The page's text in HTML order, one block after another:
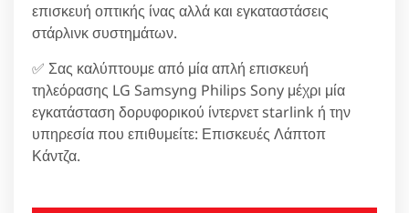
επισκευή οπτικής ίνας αλλά και εγκαταστάσεις
στάρλινκ συστημάτων.
✅ Σας καλύπτουμε από μία απλή επισκευή
τηλεόρασης LG Samsyng Philips Sony μέχρι μία
εγκατάσταση δορυφορικού ίντερνετ starlink ή την
υπηρεσία που επιθυμείτε: Επισκευές Λάπτοπ
Κάντζα.